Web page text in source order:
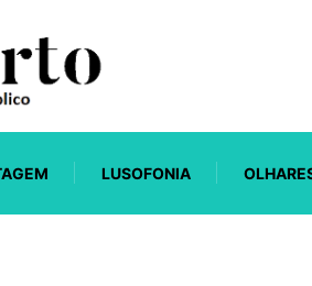
LUSOFONIA